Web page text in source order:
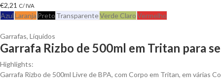
€2,21 C/ IVA
AzulLaranja Preto TransparenteVerde ClaroVermelho
Garrafas, Líquidos
Garrafa Rizbo de 500ml em Tritan para
Highlights:
Garrafa Rizbo de 500ml Livre de BPA, com Corpo em Tritan, em várias